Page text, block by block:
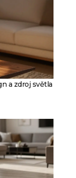
a zdroj světla